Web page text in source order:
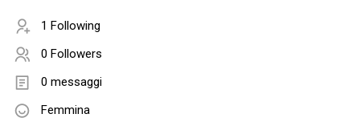
1 Following
0 Followers
0 messaggi
Femmina